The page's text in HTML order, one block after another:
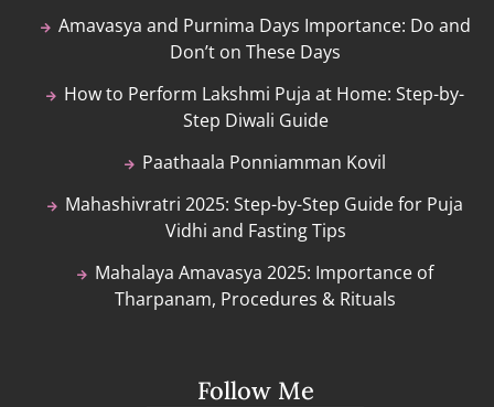
Amavasya and Purnima Days Importance: Do and
Don’t on These Days
How to Perform Lakshmi Puja at Home: Step-by-
Step Diwali Guide
Paathaala Ponniamman Kovil
Mahashivratri 2025: Step-by-Step Guide for Puja
Vidhi and Fasting Tips
Mahalaya Amavasya 2025: Importance of
Tharpanam, Procedures & Rituals
Follow Me